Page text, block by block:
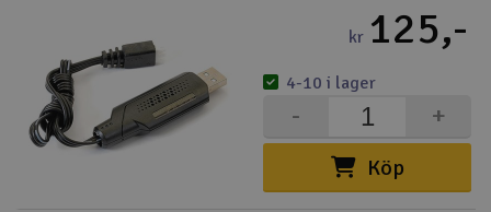
kr 125,-
Köp
+
-
4-10 i lager